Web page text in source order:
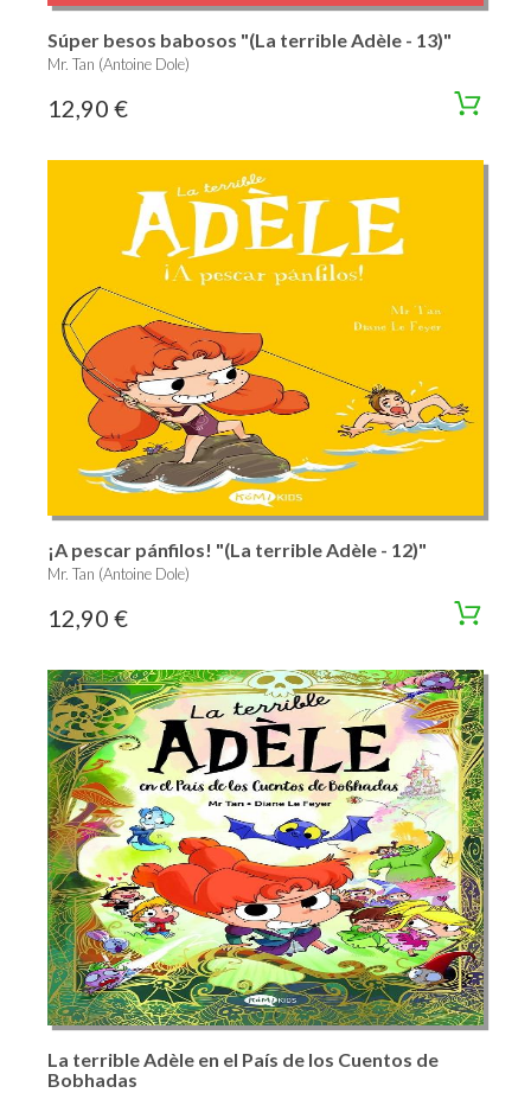
Súper besos babosos "(La terrible Adèle - 13)"
Mr. Tan (Antoine Dole)
12,90 €
¡A pescar pánfilos! "(La terrible Adèle - 12)"
Mr. Tan (Antoine Dole)
12,90 €
La terrible Adèle en el País de los Cuentos de
Bobhadas